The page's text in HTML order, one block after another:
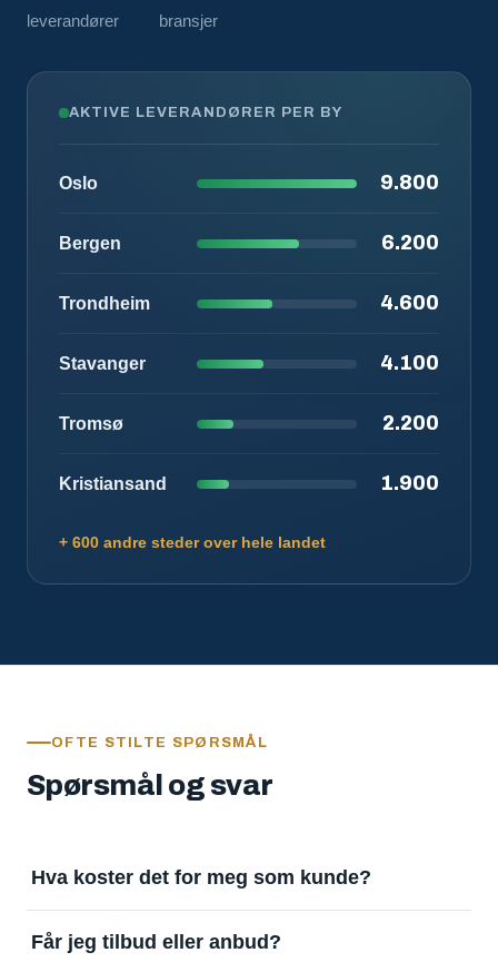
leverandører bransjer
AKTIVE LEVERANDØRER PER BY
Oslo 9.800
Bergen 6.200
Trondheim 4.600
Stavanger 4.100
Tromsø 2.200
Kristiansand 1.900
+ 600 andre steder over hele landet
OFTE STILTE SPØRSMÅL
Spørsmål og svar
Hva koster det for meg som kunde?
å motta svar. Tjenesten finansieres av
Får jeg tilbud eller anbud?